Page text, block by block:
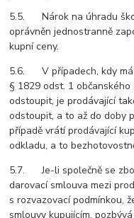
5.5. Nárok na úhradu
oprávněn jednostranně
kupní ceny.
5.6. V případech, kdy má
§ 1829 odst. 1
odstoupit, je prodávající
odstoupit, a to až do doby
případě vrátí prodávající
odkladu, a to
5.7. Je-li společně se
darovací smlouva mezi
s rozvazovací podmínkou,
smlouvy kupujícím,